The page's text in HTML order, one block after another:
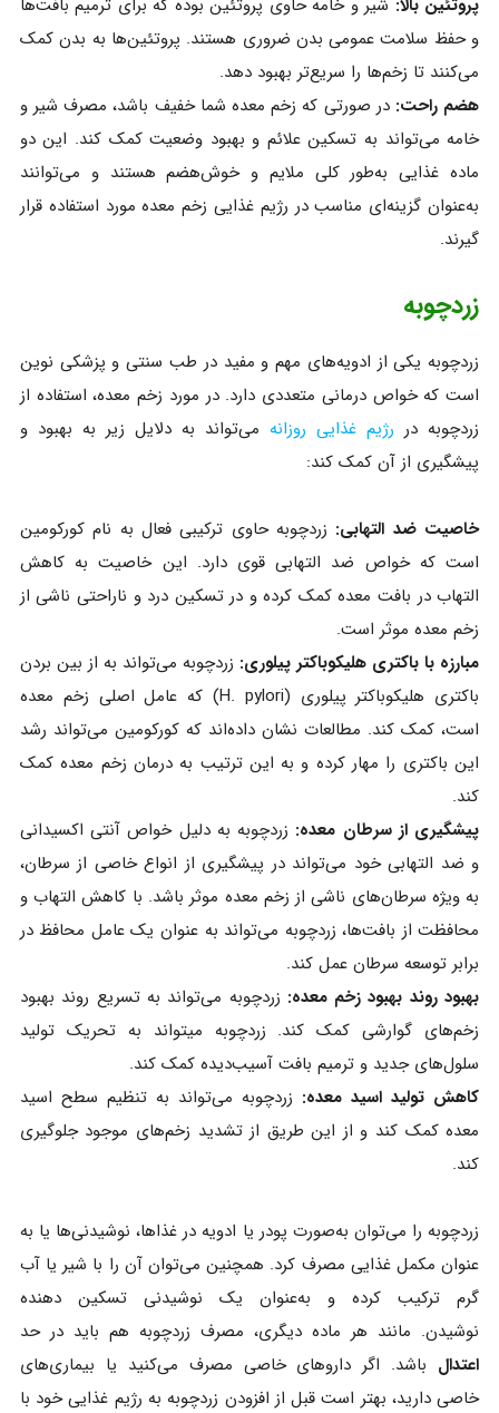
پروتئین بالا: شیر و خامه حاوی پروتئین بوده که برای ترمیم بافت‌ها
و حفظ سلامت عمومی بدن ضروری هستند. پروتئین‌ها به بدن کمک
می‌کنند تا زخم‌ها را سریع‌تر بهبود دهد.
هضم راحت: در صورتی که زخم معده شما خفیف باشد، مصرف شیر و
خامه می‌تواند به تسکین علائم و بهبود وضعیت کمک کند. این دو
ماده غذایی به‌طور کلی ملایم و خوش‌هضم هستند و می‌توانند
به‌عنوان گزینه‌ای مناسب در رژیم غذایی زخم معده مورد استفاده قرار
گیرند.
زردچوبه
زردچوبه یکی از ادویه‌های مهم و مفید در طب سنتی و پزشکی نوین
است که خواص درمانی متعددی دارد. در مورد زخم معده، استفاده از
زردچوبه در رژیم غذایی روزانهمی‌تواند به دلایل زیر به بهبود و
پیشگیری از آن کمک کند:
خاصیت ضد التهابی: زردچوبه حاوی ترکیبی فعال به نام کورکومین
است که خواص ضد التهابی قوی دارد. این خاصیت به کاهش
التهاب در بافت معده کمک کرده و در تسکین درد و ناراحتی ناشی از
زخم معده موثر است.
مبارزه با باکتری هلیکوباکتر پیلوری: زردچوبه می‌تواند به از بین بردن
باکتری هلیکوباکتر پیلوری (H. pylori) که عامل اصلی زخم معده
است، کمک کند. مطالعات نشان داده‌اند که کورکومین می‌تواند رشد
این باکتری را مهار کرده و به این ترتیب به درمان زخم معده کمک
کند.
پیشگیری از سرطان معده: زردچوبه به دلیل خواص آنتی‌ اکسیدانی
و ضد التهابی خود می‌تواند در پیشگیری از انواع خاصی از سرطان،
به ویژه سرطان‌های ناشی از زخم معده موثر باشد. با کاهش التهاب و
محافظت از بافت‌ها، زردچوبه می‌تواند به عنوان یک عامل محافظ در
برابر توسعه سرطان عمل کند.
بهبود روند بهبود زخم معده: زردچوبه می‌تواند به تسریع روند بهبود
زخم‌های گوارشی کمک کند. زردچوبه میتواند به تحریک تولید
سلول‌های جدید و ترمیم بافت آسیب‌دیده کمک کند.
کاهش تولید اسید معده: زردچوبه می‌تواند به تنظیم سطح اسید
معده کمک کند و از این طریق از تشدید زخم‌های موجود جلوگیری
کند.
زردچوبه را می‌توان به‌صورت پودر یا ادویه در غذاها، نوشیدنی‌ها یا به‌
عنوان مکمل‌ غذایی مصرف کرد. همچنین می‌توان آن را با شیر یا آب
گرم ترکیب کرده و به‌عنوان یک نوشیدنی تسکین‌ دهنده
نوشیدن. مانند هر ماده دیگری، مصرف زردچوبه هم باید در حد
اعتدال باشد. اگر داروهای خاصی مصرف می‌کنید یا بیماری‌های
خاصی دارید، بهتر است قبل از افزودن زردچوبه به رژیم غذایی خود با